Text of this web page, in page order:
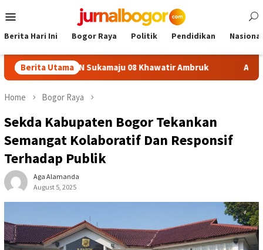
to
Menu
Berita Hari Ini Bogor Raya Politik Pendidikan Nasional
Berita Utama
SDN Sukamaju 08 Khawatir Ambruk Adira Expo
Home Bogor Raya
Sekda Kabupaten Bogor Tekankan
Semangat Kolaboratif Dan Responsif
Terhadap Publik
Aga Alamanda
August 5, 2025